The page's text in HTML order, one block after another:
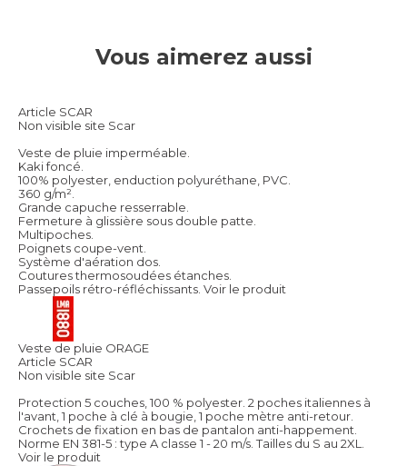
Vous aimerez aussi
Article SCAR
Non visible site Scar
Veste de pluie imperméable.
Kaki foncé.
100% polyester, enduction polyuréthane, PVC.
360 g/m².
Grande capuche resserrable.
Fermeture à glissière sous double patte.
Multipoches.
Poignets coupe-vent.
Système d'aération dos.
Coutures thermosoudées étanches.
Passepoils rétro-réfléchissants. Voir le produit
Veste de pluie ORAGE
Article SCAR
Non visible site Scar
Protection 5 couches, 100 % polyester. 2 poches italiennes à
l'avant, 1 poche à clé à bougie, 1 poche mètre anti-retour.
Crochets de fixation en bas de pantalon anti-happement.
Norme EN 381-5 : type A classe 1 - 20 m/s. Tailles du S au 2XL.
Voir le produit